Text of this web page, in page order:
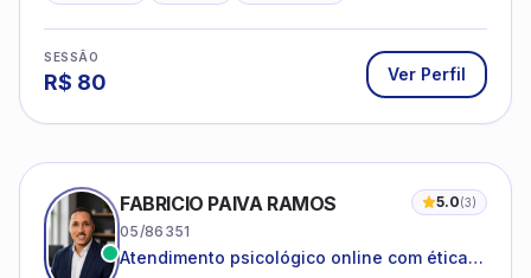
SESSÃO
R$ 80 Ver Perfil
FABRICIO PAIVA RAMOS 5.0(3)
05/86351
Atendimento psicológico online com ética,